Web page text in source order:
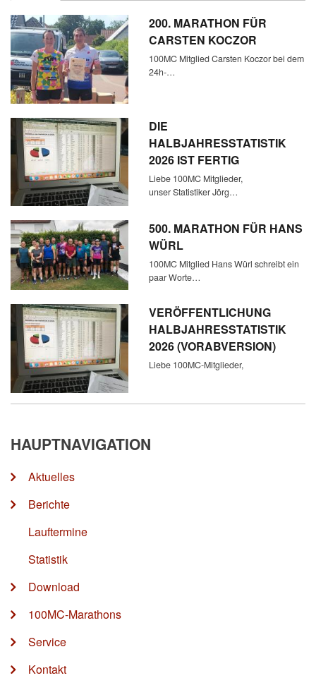
200. MARATHON FÜR
CARSTEN KOCZOR
100MC Mitglied Carsten Koczor bei dem
24h-…
DIE
HALBJAHRESSTATISTIK
2026 IST FERTIG
Liebe 100MC Mitglieder,
unser Statistiker Jörg…
500. MARATHON FÜR HANS
WÜRL
100MC Mitglied Hans Würl schreibt ein
paar Worte…
VERÖFFENTLICHUNG
HALBJAHRESSTATISTIK
2026 (VORABVERSION)
Liebe 100MC-Mitglieder,
HAUPTNAVIGATION
Aktuelles
Berichte
Lauftermine
Statistik
Download
100MC-Marathons
Service
Kontakt